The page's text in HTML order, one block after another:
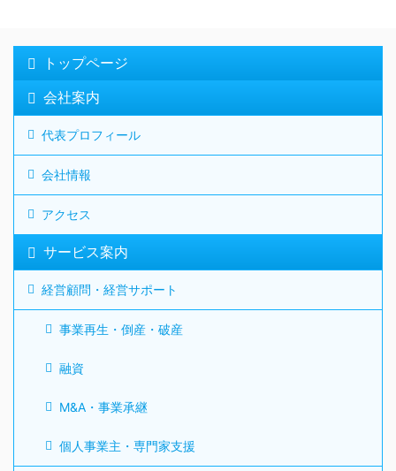
トップページ
会社案内
代表プロフィール
会社情報
アクセス
サービス案内
経営顧問・経営サポート
事業再生・倒産・破産
融資
M&A・事業承継
個人事業主・専門家支援